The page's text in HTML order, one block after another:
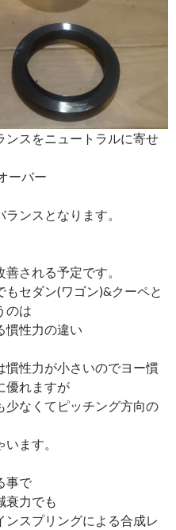
ンスをニュートラルに寄せ
ーバー
ンスとなります。
される予定です。
セダン(ワゴン)&クーペと
のは
慣性力の違い
慣性力が小さいのでヨー慣
優れますが
少なくてピッチング方向の
ます。
事で
衰力でも
スプリングによる合成レ